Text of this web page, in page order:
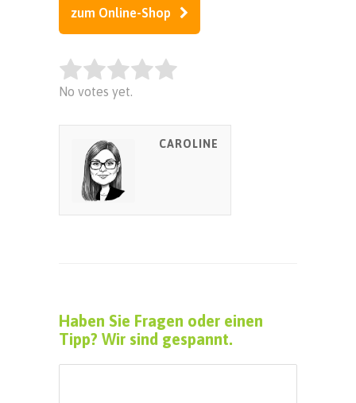
zum Online-Shop
Rate this item:
SUBMIT RATING
No votes yet.
CAROLINE
Haben Sie Fragen oder einen
Tipp? Wir sind gespannt.